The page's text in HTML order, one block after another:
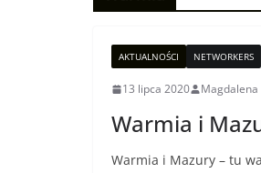
AKTUALNOŚCI NETWORKERS
13 lipca 2020 Magdalena
Warmia i
Warmia i Mazury – tu